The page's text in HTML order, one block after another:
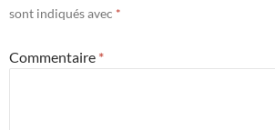
sont indiqués avec *
Commentaire *